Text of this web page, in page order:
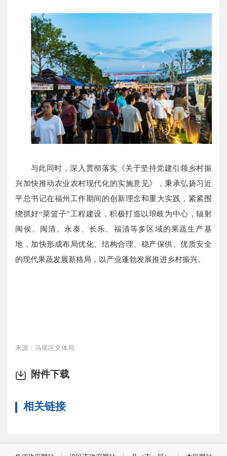
与此同时，深入贯彻落实《关于坚持党建引领乡村振
兴加快推动农业农村现代化的实施意见》，秉承弘扬习近
平总书记在福州工作期间的创新理念和重大实践，紧紧围
绕抓好“菜篮子”工程建设，积极打造以琅岐为中心，辐射
闽侯、闽清、永泰、长乐、福清等多区域的果蔬生产基
地，加快形成布局优化、结构合理、稳产保供、优质安全
的现代果蔬发展新格局，以产业蓬勃发展推进乡村振兴。
来源：马尾区文体局
附件下载
相关链接